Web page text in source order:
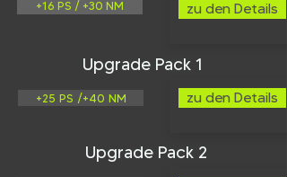
+16 PS / +30 NM
Upgrade Pack 1
+25 PS /+40 NM
Upgrade Pack 2
zu den Details
zu den Details